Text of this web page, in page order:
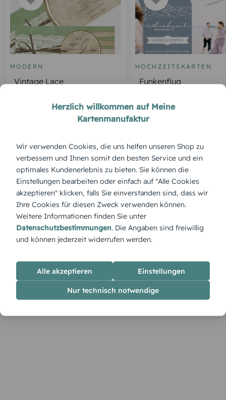
MODERN
Vintage Lace
HOCHZEITSKARTEN
Funkenflug
Produktbeschreibung
„Glück leuchtet“ bringt Glanz in den Raum. Mit ihrer
strahlenden Gestaltung wirkt diese Tischkarte wie ein
leuchtender Hoffnungsschimmer – elegant, festlich und
stilvoll.
Herzlich willkommen auf Meine
Kartenmanufaktur
Wir verwenden Cookies, die uns helfen unseren Shop zu
verbessern und Ihnen somit den besten Service und ein
optimales Kundenerlebnis zu bieten. Sie können die
Einstellungen bearbeiten oder einfach auf "Alle Cookies
akzeptieren" klicken, falls Sie einverstanden sind, dass wir
Ihre Cookies für diesen Zweck verwenden können.
Weitere Informationen finden Sie unter
Datenschutzbestimmungen. Die Angaben sind freiwillig
und können jederzeit widerrufen werden.
Alle akzeptieren Einstellungen
Nur technisch notwendige